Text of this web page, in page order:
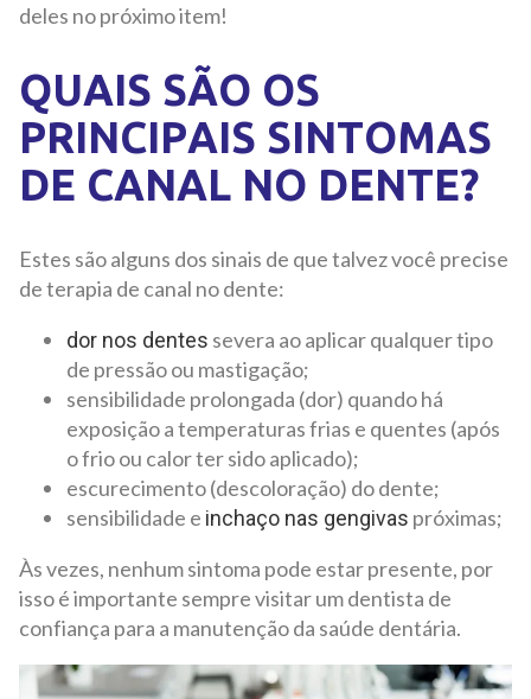
deles no próximo item!
QUAIS SÃO OS
PRINCIPAIS SINTOMAS
DE CANAL NO DENTE?
Estes são alguns dos sinais de que talvez você precise
de terapia de canal no dente:
dor nos dentes severa ao aplicar qualquer tipo
de pressão ou mastigação;
sensibilidade prolongada (dor) quando há
exposição a temperaturas frias e quentes (após
o frio ou calor ter sido aplicado);
escurecimento (descoloração) do dente;
sensibilidade e inchaço nas gengivas próximas;
Às vezes, nenhum sintoma pode estar presente, por
isso é importante sempre visitar um dentista de
confiança para a manutenção da saúde dentária.